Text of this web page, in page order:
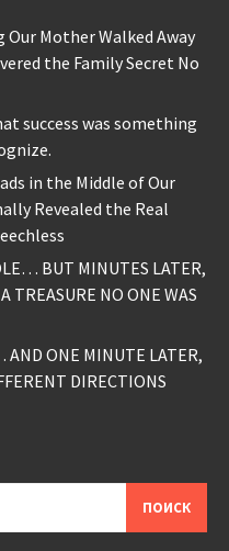
Our Mother Walked Away
the Family Secret No
success was something
in the Middle of Our
Revealed the Real
BUT MINUTES LATER,
TREASURE NO ONE WAS
ONE MINUTE LATER,
DIRECTIONS